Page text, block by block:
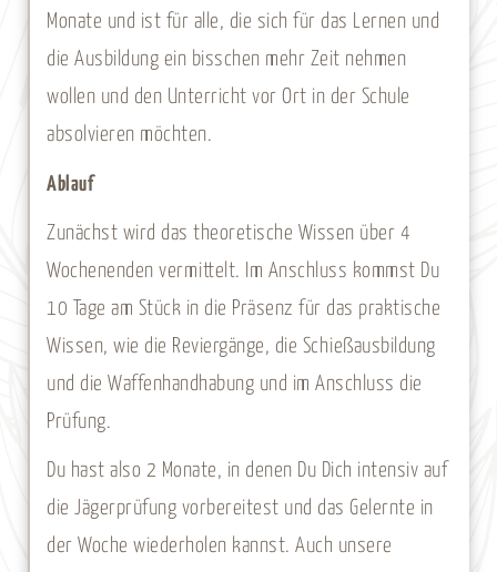
Monate und ist für alle, die sich für das Lernen und
die Ausbildung ein bisschen mehr Zeit nehmen
wollen und den Unterricht vor Ort in der Schule
absolvieren möchten.
Ablauf
Zunächst wird das theoretische Wissen über 4
Wochenenden vermittelt. Im Anschluss kommst Du
10 Tage am Stück in die Präsenz für das praktische
Wissen, wie die Reviergänge, die Schießausbildung
und die Waffenhandhabung und im Anschluss die
Prüfung.
Du hast also 2 Monate, in denen Du Dich intensiv auf
die Jägerprüfung vorbereitest und das Gelernte in
der Woche wiederholen kannst. Auch unsere